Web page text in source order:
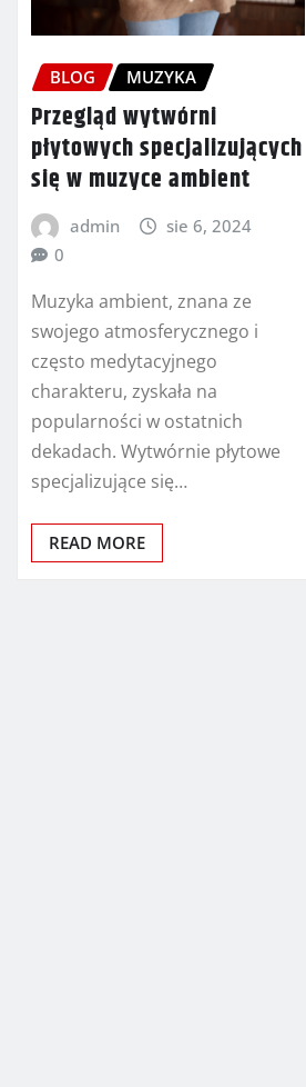
BLOG MUZYKA
Przegląd wytwórni
płytowych specjalizujących
się w muzyce ambient
admin
sie 6, 2024
0
Muzyka ambient, znana ze
swojego atmosferycznego i
często medytacyjnego
charakteru, zyskała na
popularności w ostatnich
dekadach. Wytwórnie płytowe
specjalizujące się…
READ MORE